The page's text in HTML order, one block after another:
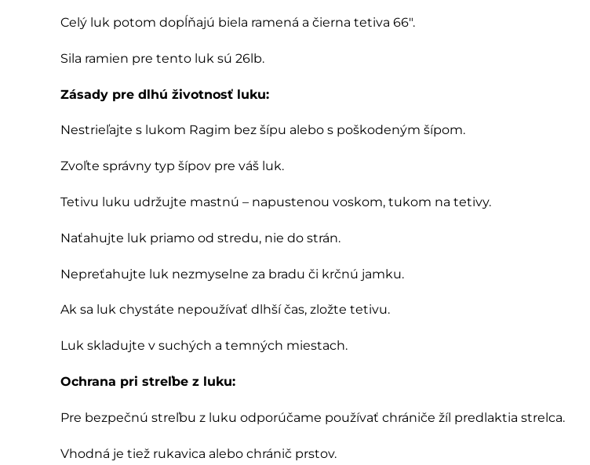
Celý luk potom dopĺňajú biela ramená a čierna tetiva 66″.
Sila ramien pre tento luk sú 26lb.
Zásady pre dlhú životnosť luku:
Nestrieľajte s lukom Ragim bez šípu alebo s poškodeným šípom.
Zvoľte správny typ šípov pre váš luk.
Tetivu luku udržujte mastnú – napustenou voskom, tukom na tetivy.
Naťahujte luk priamo od stredu, nie do strán.
Nepreťahujte luk nezmyselne za bradu či krčnú jamku.
Ak sa luk chystáte nepoužívať dlhší čas, zložte tetivu.
Luk skladujte v suchých a temných miestach.
Ochrana pri streľbe z luku:
Pre bezpečnú streľbu z luku odporúčame používať chrániče žíl predlaktia strelca.
Vhodná je tiež rukavica alebo chránič prstov.